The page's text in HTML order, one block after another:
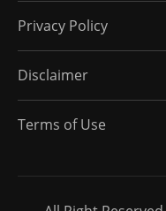
Privacy Policy
Disclaimer
Terms of Use